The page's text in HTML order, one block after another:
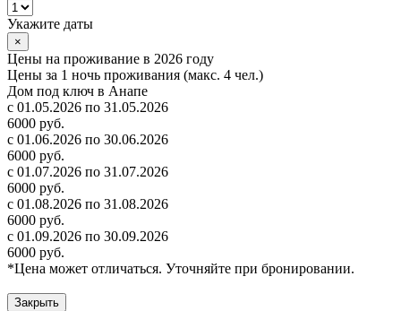
Укажите даты
×
Цены на проживание в 2026 году
Цены за 1 ночь проживания (макс. 4 чел.)
Дом под ключ в Анапе
с 01.05.2026 по 31.05.2026
6000 руб.
с 01.06.2026 по 30.06.2026
6000 руб.
с 01.07.2026 по 31.07.2026
6000 руб.
с 01.08.2026 по 31.08.2026
6000 руб.
с 01.09.2026 по 30.09.2026
6000 руб.
*Цена может отличаться. Уточняйте при бронировании.
Закрыть